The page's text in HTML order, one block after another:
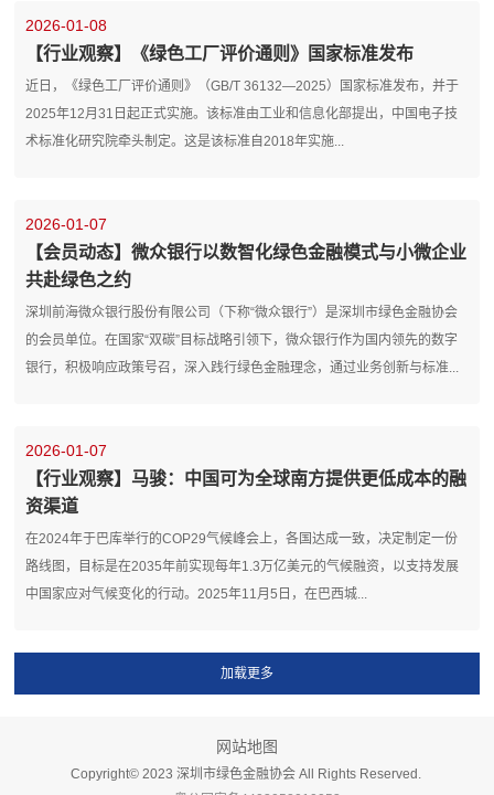
2026-01-08
【行业观察】《绿色工厂评价通则》国家标准发布
近日，《绿色工厂评价通则》（GB/T 36132—2025）国家标准发布，并于
2025年12月31日起正式实施。该标准由工业和信息化部提出，中国电子技
术标准化研究院牵头制定。这是该标准自2018年实施...
2026-01-07
【会员动态】微众银行以数智化绿色金融模式与小微企业
共赴绿色之约
深圳前海微众银行股份有限公司（下称“微众银行”）是深圳市绿色金融协会
的会员单位。在国家“双碳”目标战略引领下，微众银行作为国内领先的数字
银行，积极响应政策号召，深入践行绿色金融理念，通过业务创新与标准...
2026-01-07
【行业观察】马骏：中国可为全球南方提供更低成本的融
资渠道
在2024年于巴库举行的COP29气候峰会上，各国达成一致，决定制定一份
路线图，目标是在2035年前实现每年1.3万亿美元的气候融资，以支持发展
中国家应对气候变化的行动。2025年11月5日，在巴西城...
网站地图
Copyright©️ 2023 深圳市绿色金融协会 All Rights Reserved.